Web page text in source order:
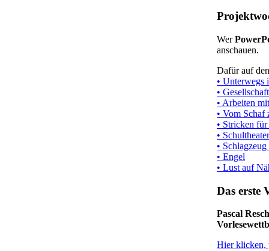
Wer
anschauen.
Dafür auf
• Unterwegs
•
• Arbeiten
• Vom Schaf
• Stricken
• Schultheater
•
• Engel
• Lust auf
Das erste
Pascal
Hier klicken,